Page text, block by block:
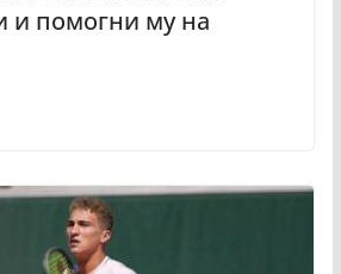
и помогни му на